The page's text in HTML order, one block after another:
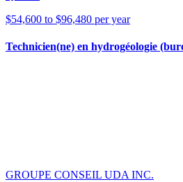
$54,600 to $96,480 per year
Technicien(ne) en hydrogéologie
GROUPE CONSEIL UDA INC.